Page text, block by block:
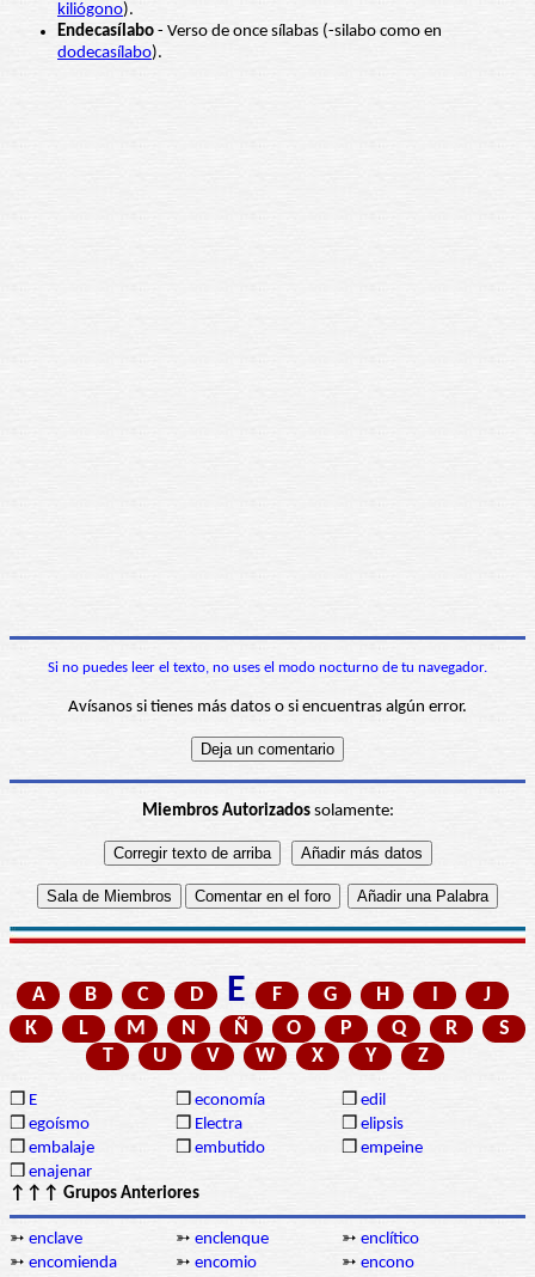
kiliógono).
Endecasílabo - Verso de once sílabas (-silabo como en
dodecasílabo).
Si no puedes leer el texto, no uses el modo nocturno de tu navegador.
Avísanos si tienes más datos o si encuentras algún error.
Miembros Autorizadossolamente:
A B C D E F G H I
J
K
L M N Ñ O P Q R
S
T
U V W X Y Z
❒ E ❒ economía ❒ edil
❒ egoísmo ❒ Electra ❒ elipsis
❒ embalaje ❒ embutido ❒ empeine
❒ enajenar
↑↑↑ Grupos Anteriores
➳ enclave ➳ enclenque ➳ enclítico
➳ encomienda ➳ encomio ➳ encono